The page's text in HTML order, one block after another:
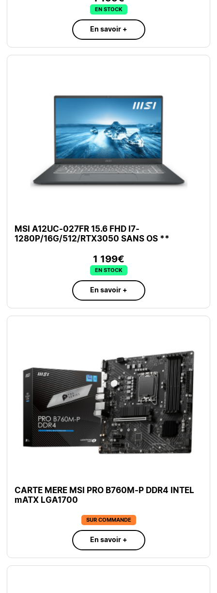
EN STOCK
En savoir +
MSI A12UC-027FR 15.6 FHD I7-
1280P/16G/512/RTX3050 SANS OS **
1 199€
EN STOCK
En savoir +
CARTE MERE MSI PRO B760M-P DDR4 INTEL
mATX LGA1700
SUR COMMANDE
En savoir +